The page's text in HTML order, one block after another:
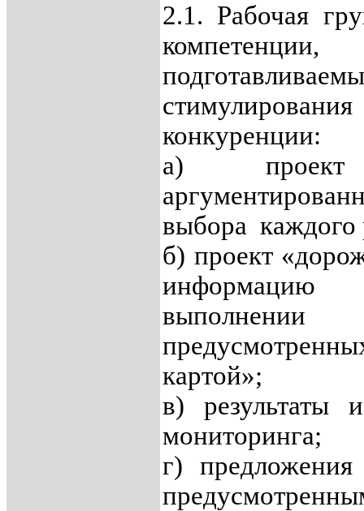
2.1. Рабочая
конкуренции:
а)
выбора каждого
б) проект
картой»;
в) результаты
мониторинга;
г)